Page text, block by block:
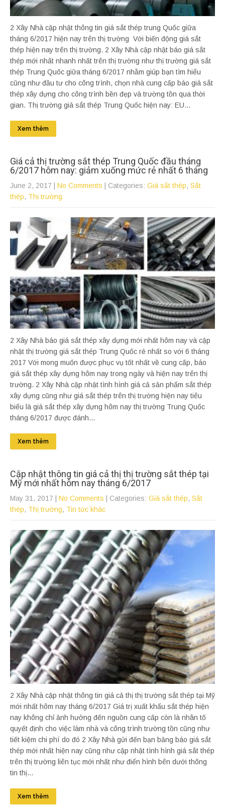
2 Xây Nhà cập nhật thông tin giá sắt thép trung Quốc giữa
tháng 6/2017 hiện nay trên thị trường Với biến động giá sắt
thép hiện nay trên thị trường. 2 Xây Nhà cập nhật báo giá sắt
thép mới nhất nhanh nhất trên thị trường như thị trường giá sắt
thép Trung Quốc giữa tháng 6/2017 nhằm giúp bạn tìm hiểu
cũng như đầu tư cho công trình, chọn nhà cung cấp báo giá sắt
thép xây dựng cho công trình bền đẹp và trường tồn qua thời
gian. Thị trường giá sắt thép Trung Quốc hiện nay: EU...
Xem thêm
Giá cả thị trường sắt thép Trung Quốc đầu tháng
6/2017 hôm nay: giảm xuống mức rẻ nhất 6 tháng
June 2, 2017 No Comments | Categories: Giá sắt thép, Sắt
thép, Thị trường
2 Xây Nhà báo giá sắt thép xây dựng mới nhất hôm nay và cập
nhật thị trường giá sắt thép Trung Quốc rẻ nhất so với 6 tháng
2017 Với mong muốn được phục vụ tốt nhất về cung cấp, báo
giá sắt thép xây dựng hôm nay trong ngày và hiện nay trên thị
trường. 2 Xây Nhà cập nhật tình hình giá cả sản phẩm sắt thép
xây dựng cũng như giá sắt thép trên thị trường hiện nay tiêu
biểu là giá sắt thép xây dựng hôm nay thị trường Trung Quốc
tháng 6/2017 được đánh...
Xem thêm
Cập nhật thông tin giá cả thị thị trường sắt thép tại
Mỹ mới nhất hôm nay tháng 6/2017
May 31, 2017 No Comments | Categories: Giá sắt thép, Sắt
thép, Thị trường, Tin tức khác
2 Xây Nhà cập nhật thông tin giá cả thị thị trường sắt thép tại Mỹ
mới nhất hôm nay tháng 6/2017 Giá trị xuất khẩu sắt thép hiện
nay không chỉ ảnh hưởng đến nguồn cung cấp còn là nhân tố
quyết định cho việc làm nhà và công trình trường tồn cũng như
tiết kiệm chi phí do đó 2 Xây Nhà gửi đến bạn bảng báo giá sắt
thép mới nhất hiện nay cũng như cập nhật tình hình giá sắt thép
trên thị trường liên tục mới nhất như điển hình bên dưới thông
tin thị...
Xem thêm